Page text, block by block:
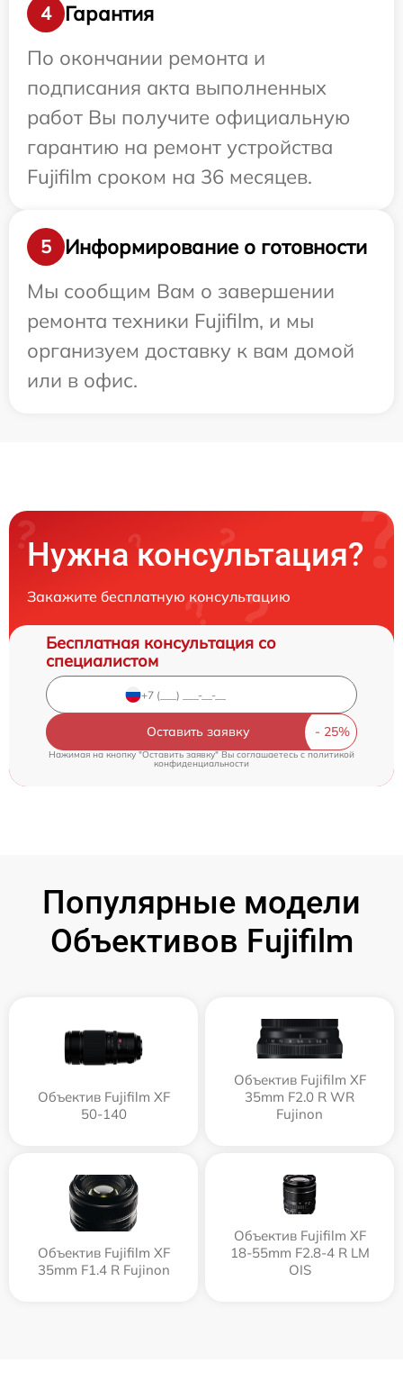
4
Гарантия
По окончании ремонта и
подписания акта выполненных
работ Вы получите официальную
гарантию на ремонт устройства
Fujifilm сроком на 36 месяцев.
5
Информирование о готовности
Мы сообщим Вам о завершении
ремонта техники Fujifilm, и мы
организуем доставку к вам домой
или в офис.
Нужна консультация?
Закажите бесплатную консультацию
Бесплатная консультация со
специалистом
Оставить заявку
Нажимая на кнопку "Оставить заявку" Вы соглашаетесь c политикой
конфиденциальности
Популярные модели
Объективов Fujifilm
Объектив Fujifilm XF
50-140
Объектив Fujifilm XF
35mm F2.0 R WR
Fujinon
Объектив Fujifilm XF
35mm F1.4 R Fujinon
Объектив Fujifilm XF
18-55mm F2.8-4 R LM
OIS